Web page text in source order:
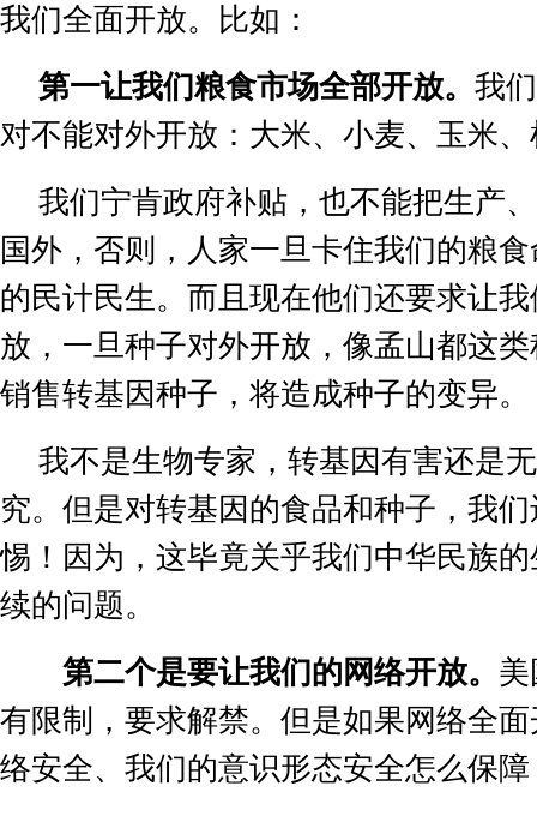
我们全面开放。比如：
第一让我们粮食市场全部开放。 我
对不能对外开放：大米、小麦、玉米
我们宁肯政府补贴，也不能把生产
国外，否则，人家一旦卡住我们的粮
的民计民生。而且现在他们还要求让
放，一旦种子对外开放，像孟山都这
销售转基因种子，将造成种子的变异。
我不是生物专家，转基因有害还是
究。但是对转基因的食品和种子，我
惕！因为，这毕竟关乎我们中华民族
续的问题。
第二个是要让我们的网络开放。
有限制，要求解禁。但是如果网络全
络安全、我们的意识形态安全怎么保障